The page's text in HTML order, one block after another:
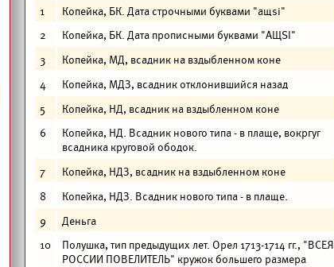
1
Копейка, БК. Дата строчными буквами "aщsi"
2 Копейка, БК. Дата прописными буквами "АЩSI"
3 Копейка, МД, всадник на вздыбленном коне
4 Копейка, МДЗ, всадник отклонившийся назад
5 Копейка, НД, всадник на вздыбленном коне
6
Копейка, НД. Всадник нового типа - в плаще, вокргуг
всадника круговой ободок.
7 Копейка, НДЗ, всадник на вздыбленном коне
8 Копейка, НДЗ. Всадник нового типа - в плаще.
9 Деньга
10
Полушка, тип предыдущих лет. Орел 1713-1714 гг., "ВСЕЯ
РОССИИ ПОВЕЛИТЕЛЬ" кружок большего размера